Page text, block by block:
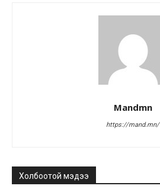
Mandmn
https://mand.mn/
Холбоотой мэдээ